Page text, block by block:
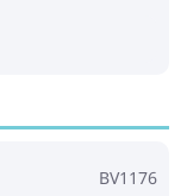
BV1176